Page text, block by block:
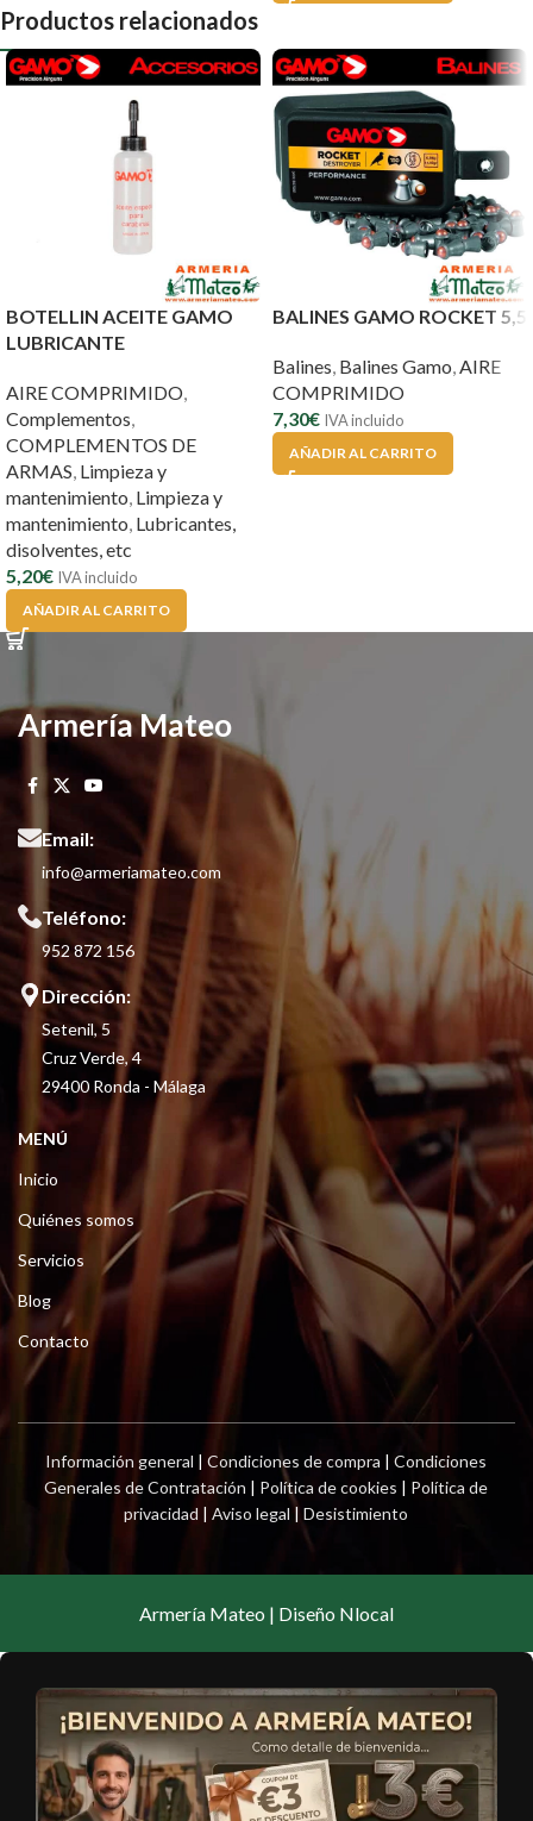
Productos relacionados
BOTELLIN ACEITE GAMO
LUBRICANTE
AIRE COMPRIMIDO
Complementos
COMPLEMENTOS DE
ARMAS Limpieza y
mantenimiento Limpieza y
mantenimiento Lubricantes,
disolventes, etc
5,20€ IVA incluido
AÑADIR AL CARRITO
BALINES GAMO ROCKET 5,5
Balines Balines Gamo AIRE
COMPRIMIDO
7,30€ IVA incluido
AÑADIR AL CARRITO
Armería Mateo
Email:
info@armeriamateo.com
Teléfono:
952 872 156
Dirección:
Setenil, 5
Cruz Verde, 4
29400 Ronda - Málaga
MENÚ
Inicio
Quiénes somos
Servicios
Blog
Contacto
Información general |Condiciones de compra |Condiciones
Generales de Contratación | Política de cookies | Política de
privacidad |Aviso legal |Desistimiento
Armería Mateo | Diseño Nlocal